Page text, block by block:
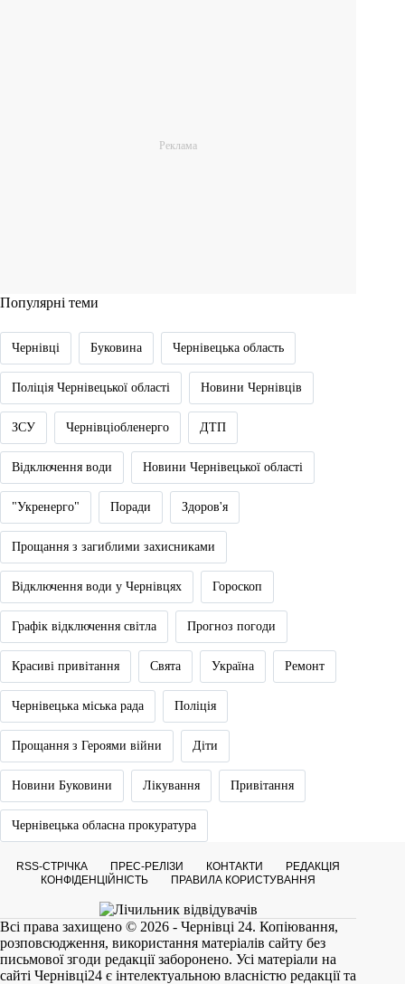
Популярні теми
Чернівці Буковина Чернівецька область
Поліція Чернівецької області Новини Чернівців
ЗСУ Чернівціобленерго ДТП
Відключення води Новини Чернівецької області
"Укренерго" Поради Здоров'я
Прощання з загиблими захисниками
Відключення води у Чернівцях Гороскоп
Графік відключення світла Прогноз погоди
Красиві привітання Свята Україна Ремонт
Чернівецька міська рада Поліція
Прощання з Героями війни Діти
Новини Буковини Лікування Привітання
Чернівецька обласна прокуратура
RSS-СТРІЧКА ПРЕС-РЕЛІЗИ КОНТАКТИ
РЕДАКЦІЯ
КОНФІДЕНЦІЙНІСТЬ
ПРАВИЛА КОРИСТУВАННЯ
Всі права захищено © 2026 - Чернівці 24. Копіювання,
розповсюдження, використання матеріалів сайту без
письмової згоди редакції заборонено. Усі матеріали на
сайті Чернівці24 є інтелектуальною власністю редакції та